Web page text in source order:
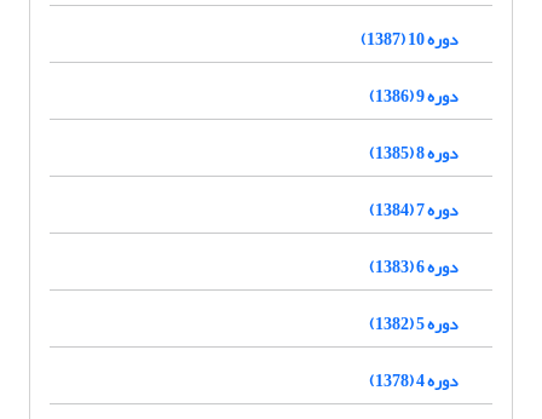
دوره 10 (1387)
دوره 9 (1386)
دوره 8 (1385)
دوره 7 (1384)
دوره 6 (1383)
دوره 5 (1382)
دوره 4 (1378)